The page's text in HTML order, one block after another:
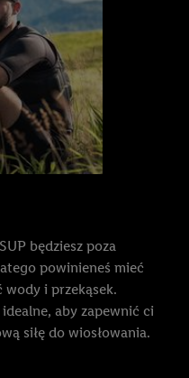
będziesz poza
powinieneś mieć
i przekąsek.
aby zapewnić ci
siłę do wiosłowania.